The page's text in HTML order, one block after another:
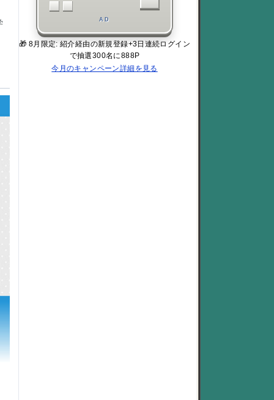
AD
🎁 8月限定: 紹介経由の新規登録+3日連続ログイン
で抽選300名に888P
今月のキャンペーン詳細を見る